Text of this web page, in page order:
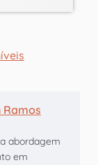
Ramos
abordagem
em